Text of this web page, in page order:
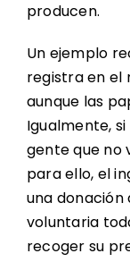
producen.
Un ejemplo
registra en el
aunque las
Igualmente,
gente que no
para ello, el
una donación
voluntaria
recoger su